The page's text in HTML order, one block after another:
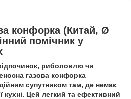
конфорка (Китай, Ø
помічник у
риболовлю чи
газова конфорка
супутником там, де немає
кухні. Цей легкий та ефективний